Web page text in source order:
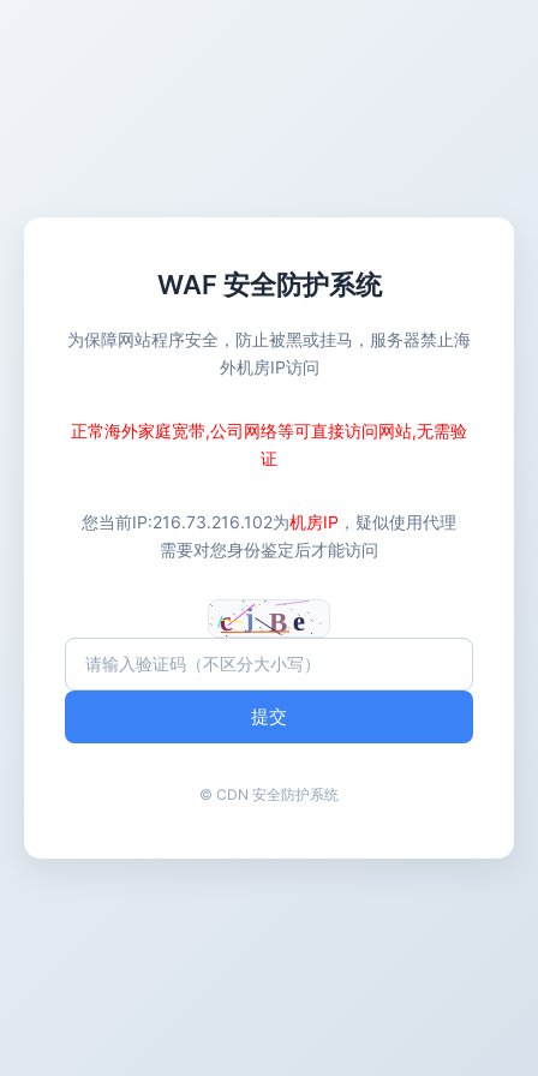
WAF 安全防护系统
为保障网站程序安全，防止被黑或挂马，服务器禁止海
外机房IP访问
正常海外家庭宽带,公司网络等可直接访问网站,无需验
证
您当前IP:216.73.216.102为机房IP ，疑似使用代理
需要对您身份鉴定后才能访问
提交
© CDN 安全防护系统